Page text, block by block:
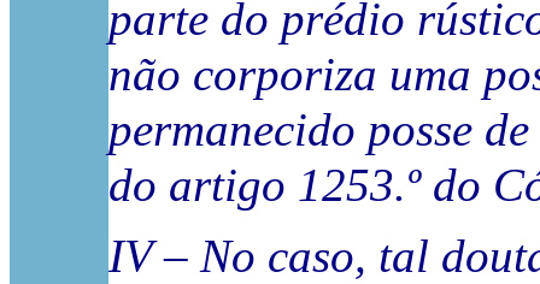
parte do prédio
não corporiza uma
permanecido posse
do artigo 1253.º do
IV – No caso, tal